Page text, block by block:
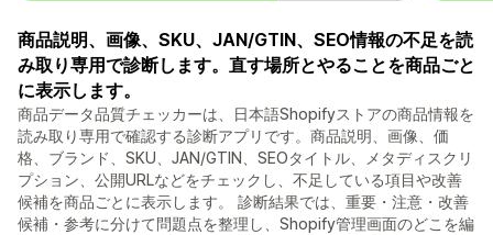
商品説明、画像、SKU、JAN/GTIN、SEO情報の不足を読
み取り専用で診断します。直す場所とやることを商品ごと
に表示します。
商品データ品質チェッカーは、日本語Shopifyストアの商品情報を
読み取り専用で確認する診断アプリです。商品説明、画像、価
格、ブランド、SKU、JAN/GTIN、SEOタイトル、メタディスクリ
プション、公開URLなどをチェックし、不足している項目や改善
候補を商品ごとに表示します。 診断結果では、重要・注意・改善
候補・参考に分けて問題点を整理し、Shopify管理画面のどこを編